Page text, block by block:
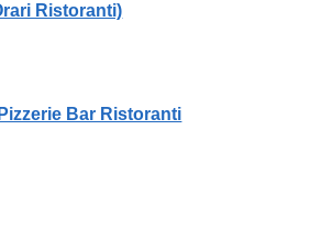
Ristoranti)
Bar Ristoranti